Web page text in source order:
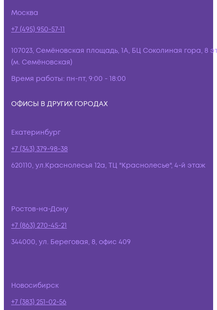
Москва
+7 (495) 950-57-11
107023, Семёновская площадь, 1А, БЦ Соколиная гора, 8
(м. Семёновская)
Время работы: пн-пт, 9:00 - 18:00
ОФИСЫ В ДРУГИХ ГОРОДАХ
Екатеринбург
+7 (343) 379-98-38
620110, ул.Краснолесья 12а, ТЦ "Краснолесье", 4-й этаж
Ростов-на-Дону
+7 (863) 270-45-21
344000, ул. Береговая, 8, офис 409
Новосибирск
+7 (383) 251-02-56